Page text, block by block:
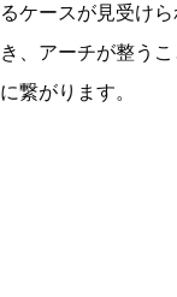
ケースが見受け
、アーチが整う
繋がります。